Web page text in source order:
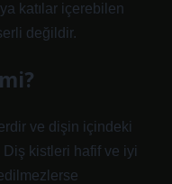
katılar içerebilen
değildir.
ve dişin içindeki
kistleri hafif ve iyi